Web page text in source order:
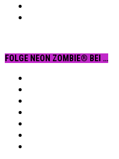
FOLGE NEON ZOMBIE® BEI …